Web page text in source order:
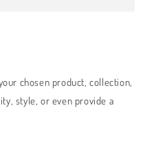
chosen product, collection,
style, or even provide a